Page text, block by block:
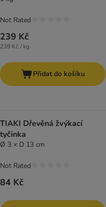
239 Kč
239 Kč / kg
Not Rated
Přidat do košíku
TIAKI Dřevěná žvýkací
tyčinka
Ø 3 × D 13 cm
84 Kč
Not Rated